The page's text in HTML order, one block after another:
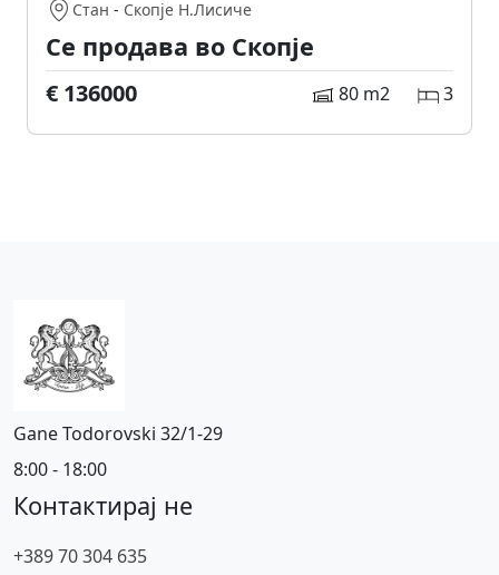
Стан - Скопје Н.Лисиче
Се продава во Скопје
€ 136000 80 m2 3
Gane Todorovski 32/1-29
8:00 - 18:00
Контактирај не
+389 70 304 635